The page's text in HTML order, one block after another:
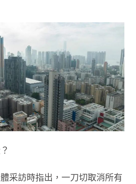
采訪時指出，一刀切取消所有